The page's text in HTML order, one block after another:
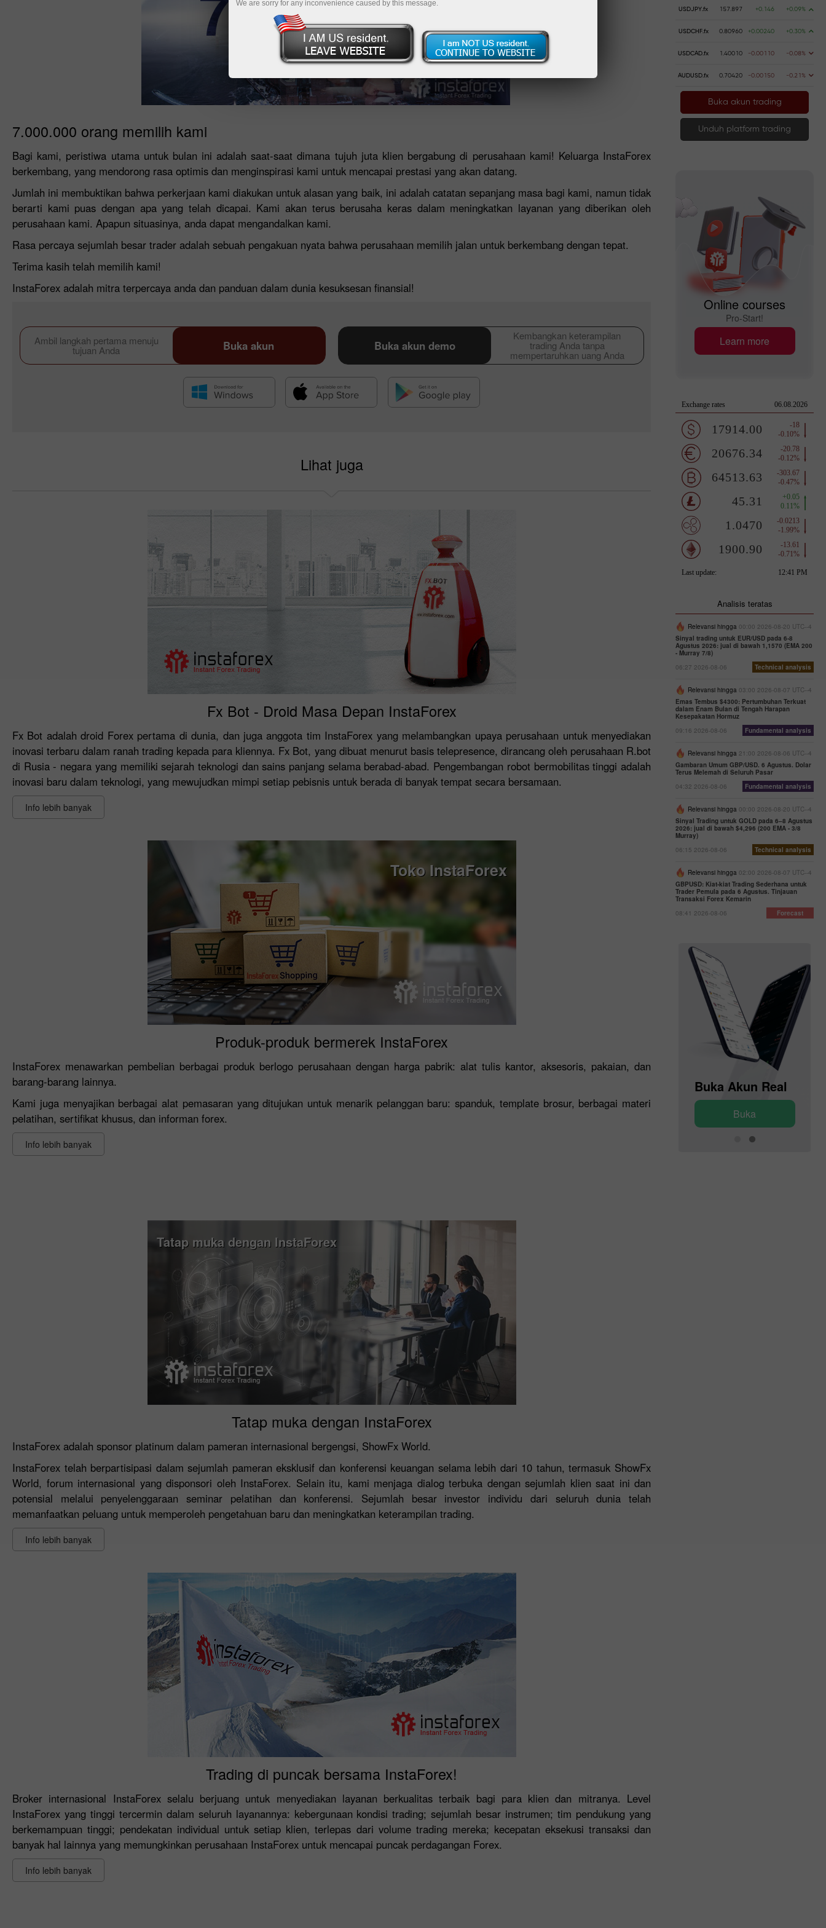
7.000.000 orang memilih kami
Bagi kami, peristiwa utama untuk bulan ini adalah saat-saat dimana tujuh juta klien bergabung di perusahaan kami! Keluarga InstaForex
berkembang, yang mendorong rasa optimis dan menginspirasi kami untuk mencapai prestasi yang akan datang.
Jumlah ini membuktikan bahwa perkerjaan kami diakukan untuk alasan yang baik, ini adalah catatan sepanjang masa bagi kami, namun tidak
berarti kami puas dengan apa yang telah dicapai. Kami akan terus berusaha keras dalam meningkatkan layanan yang diberikan oleh
perusahaan kami. Apapun situasinya, anda dapat mengandalkan kami.
Rasa percaya sejumlah besar trader adalah sebuah pengakuan nyata bahwa perusahaan memilih jalan untuk berkembang dengan tepat.
Terima kasih telah memilih kami!
InstaForex adalah mitra terpercaya anda dan panduan dalam dunia kesuksesan finansial!
Ambil langkah pertama menuju
tujuan Anda Buka akun
Kembangkan keterampilan
trading Anda tanpa
mempertaruhkan uang Anda
Buka akun demo
Lihat juga
Fx Bot - Droid Masa Depan InstaForex
Fx Bot adalah droid Forex pertama di dunia, dan juga anggota tim InstaForex yang melambangkan upaya perusahaan untuk menyediakan
inovasi terbaru dalam ranah trading kepada para kliennya. Fx Bot, yang dibuat menurut basis telepresence, dirancang oleh perusahaan R.bot
di Rusia - negara yang memiliki sejarah teknologi dan sains panjang selama berabad-abad. Pengembangan robot bermobilitas tinggi adalah
inovasi baru dalam teknologi, yang mewujudkan mimpi setiap pebisnis untuk berada di banyak tempat secara bersamaan.
Info lebih banyak
Toko InstaForex
Produk-produk bermerek InstaForex
InstaForex menawarkan pembelian berbagai produk berlogo perusahaan dengan harga pabrik: alat tulis kantor, aksesoris, pakaian, dan
barang-barang lainnya.
Kami juga menyajikan berbagai alat pemasaran yang ditujukan untuk menarik pelanggan baru: spanduk, template brosur, berbagai materi
pelatihan, sertifikat khusus, dan informan forex.
Info lebih banyak
Tatap muka dengan InstaForex
Tatap muka dengan InstaForex
InstaForex adalah sponsor platinum dalam pameran internasional bergengsi, ShowFx World.
InstaForex telah berpartisipasi dalam sejumlah pameran eksklusif dan konferensi keuangan selama lebih dari 10 tahun, termasuk ShowFx
World, forum internasional yang disponsori oleh InstaForex. Selain itu, kami menjaga dialog terbuka dengan sejumlah klien saat ini dan
potensial melalui penyelenggaraan seminar pelatihan dan konferensi. Sejumlah besar investor individu dari seluruh dunia telah
memanfaatkan peluang untuk memperoleh pengetahuan baru dan meningkatkan keterampilan trading.
Info lebih banyak
Trading di puncak bersama InstaForex!
Broker internasional InstaForex selalu berjuang untuk menyediakan layanan berkualitas terbaik bagi para klien dan mitranya. Level
InstaForex yang tinggi tercermin dalam seluruh layanannya: kebergunaan kondisi trading; sejumlah besar instrumen; tim pendukung yang
berkemampuan tinggi; pendekatan individual untuk setiap klien, terlepas dari volume trading mereka; kecepatan eksekusi transaksi dan
banyak hal lainnya yang memungkinkan perusahaan InstaForex untuk mencapai puncak perdagangan Forex.
Info lebih banyak
USDJPY.fx 157.897 +0.146 +0.09%
USDCHF.fx 0.80960 +0.00240 +0.30%
USDCAD.fx 1.40010 -0.00110 -0.08%
AUDUSD.fx 0.70420 -0.00150 -0.21%
Buka akun trading
Unduh platform trading
Online courses
Pro-Start!
Learn more
Analisis teratas
Relevansi hingga 00:00 2026-08-20 UTC--4
Sinyal trading untuk EUR/USD pada 6-8
Agustus 2026: jual di bawah 1,1570 (EMA 200
- Murray 7/8)
06:27 2026-08-06
Technical analysis
Relevansi hingga 03:00 2026-08-07 UTC--4
Emas Tembus $4300: Pertumbuhan Terkuat
dalam Enam Bulan di Tengah Harapan
Kesepakatan Hormuz
09:16 2026-08-06
Fundamental analysis
Relevansi hingga 21:00 2026-08-06 UTC--4
Gambaran Umum GBP/USD. 6 Agustus. Dolar
Terus Melemah di Seluruh Pasar
04:32 2026-08-06
Fundamental analysis
Relevansi hingga 00:00 2026-08-20 UTC--4
Sinyal Trading untuk GOLD pada 6–8 Agustus
2026: jual di bawah $4,296 (200 EMA - 3/8
Murray)
06:15 2026-08-06
Technical analysis
Relevansi hingga 02:00 2026-08-07 UTC--4
GBPUSD: Kiat-kiat Trading Sederhana untuk
Trader Pemula pada 6 Agustus. Tinjauan
Transaksi Forex Kemarin
08:41 2026-08-06
Forecast
Buka Buka
Buka Akun Real
Buka
We are sorry for any inconvenience caused by this message.